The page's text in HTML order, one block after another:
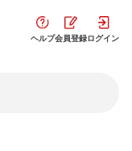
ヘルプ会員登録ログイン